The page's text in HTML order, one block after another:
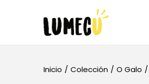
Inicio / Colección / O Galo /